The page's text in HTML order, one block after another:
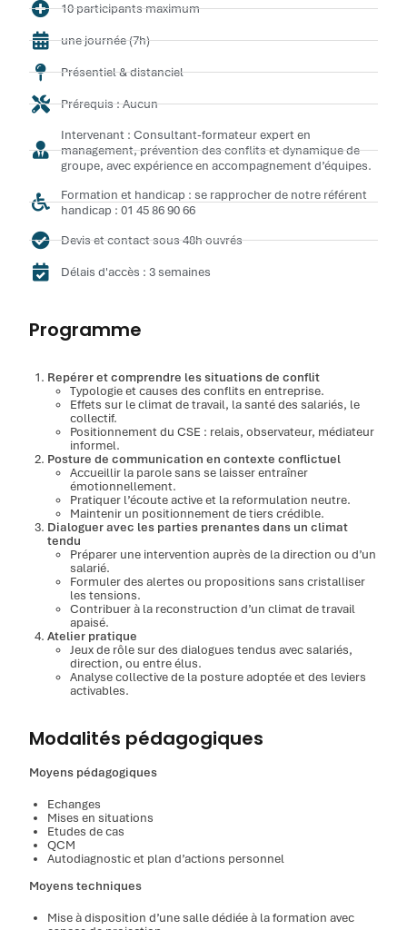
10 participants maximum
une journée (7h)
Présentiel & distanciel
Prérequis : Aucun
Intervenant : Consultant-formateur expert en
management, prévention des conflits et dynamique de
groupe, avec expérience en accompagnement d’équipes.
Formation et handicap : se rapprocher de notre référent
handicap : 01 45 86 90 66
Devis et contact sous 48h ouvrés
Délais d'accès : 3 semaines
Programme
Repérer et comprendre les situations de conflit
Typologie et causes des conflits en entreprise.
Effets sur le climat de travail, la santé des salariés, le
collectif.
Positionnement du CSE : relais, observateur, médiateur
informel.
Posture de communication en contexte conflictuel
Accueillir la parole sans se laisser entraîner
émotionnellement.
Pratiquer l’écoute active et la reformulation neutre.
Maintenir un positionnement de tiers crédible.
Dialoguer avec les parties prenantes dans un climat
tendu
Préparer une intervention auprès de la direction ou d’un
salarié.
Formuler des alertes ou propositions sans cristalliser
les tensions.
Contribuer à la reconstruction d’un climat de travail
apaisé.
Atelier pratique
Jeux de rôle sur des dialogues tendus avec salariés,
direction, ou entre élus.
Analyse collective de la posture adoptée et des leviers
activables.
Modalités pédagogiques
Moyens pédagogiques
Echanges
Mises en situations
Etudes de cas
QCM
Autodiagnostic et plan d’actions personnel
Moyens techniques
Mise à disposition d’une salle dédiée à la formation avec